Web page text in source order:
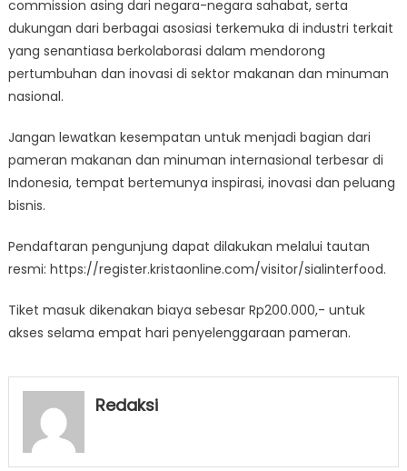
commission asing dari negara-negara sahabat, serta
dukungan dari berbagai asosiasi terkemuka di industri terkait
yang senantiasa berkolaborasi dalam mendorong
pertumbuhan dan inovasi di sektor makanan dan minuman
nasional.
Jangan lewatkan kesempatan untuk menjadi bagian dari
pameran makanan dan minuman internasional terbesar di
Indonesia, tempat bertemunya inspirasi, inovasi dan peluang
bisnis.
Pendaftaran pengunjung dapat dilakukan melalui tautan
resmi: https://register.kristaonline.com/visitor/sialinterfood.
Tiket masuk dikenakan biaya sebesar Rp200.000,- untuk
akses selama empat hari penyelenggaraan pameran.
Redaksi